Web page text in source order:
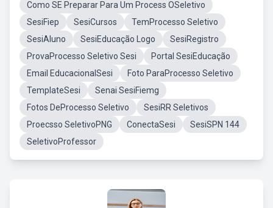
Como SE Preparar Para Um Process OSeletivo
SesiFiep
SesiCursos
TemProcesso Seletivo
SesiAluno
SesiEducação Logo
SesiRegistro
ProvaProcesso Seletivo Sesi
Portal SesiEducação
Email EducacionalSesi
Foto ParaProcesso Seletivo
TemplateSesi
Senai SesiFiemg
Fotos DeProcesso Seletivo
SesiRR Seletivos
Proecsso SeletivoPNG
ConectaSesi
SesiSPN 144
SeletivoProfessor